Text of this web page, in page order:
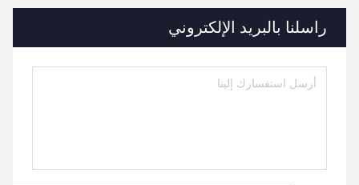
راسلنا بالبريد الإلكتروني